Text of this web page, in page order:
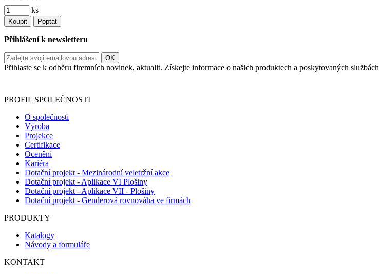
ks
Koupit Poptat
Přihlášení k newsletteru
Přihlaste se k odběru firemních novinek, aktualit. Získejte informace o našich produktech a poskytovaných službách
PROFIL SPOLEČNOSTI
O společnosti
Výroba
Projekce
Certifikace
Ocenění
Kariéra
Dotační projekt - Mezinárodní veletržní akce
Dotační projekt - Aplikace VI Plošiny
Dotační projekt - Aplikace VII - Plošiny
Dotační projekt - Genderová rovnováha ve firmách
PRODUKTY
Katalogy
Návody a formuláře
KONTAKT